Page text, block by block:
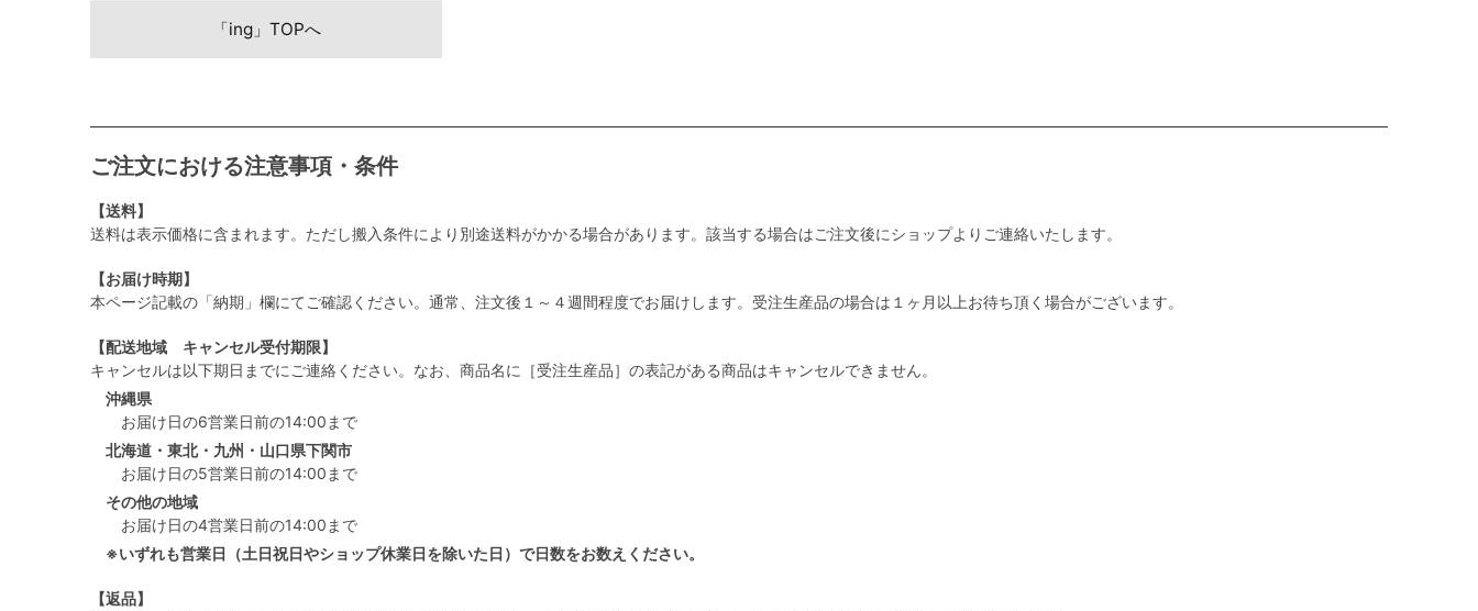
「ing」TOPへ
ご注文における注意事項・条件
【送料】
送料は表示価格に含まれます。ただし搬入条件により別途送料がかかる場合があります。該当する場合はご注文後にショップよりご連絡いたします。
【お届け時期】
本ページ記載の「納期」欄にてご確認ください。通常、注文後１～４週間程度でお届けします。受注生産品の場合は１ヶ月以上お待ち頂く場合がございます。
【配送地域 キャンセル受付期限】
キャンセルは以下期日までにご連絡ください。なお、商品名に［受注生産品］の表記がある商品はキャンセルできません。
沖縄県
お届け日の6営業日前の14:00まで
北海道・東北・九州・山口県下関市
お届け日の5営業日前の14:00まで
その他の地域
お届け日の4営業日前の14:00まで
※いずれも営業日（土日祝日やショップ休業日を除いた日）で日数をお数えください。
【返品】